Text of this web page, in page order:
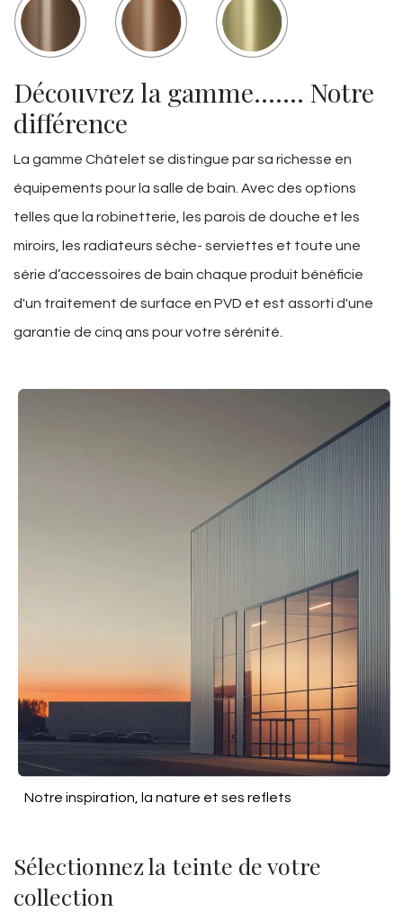
Découvrez la gamme……. Notre
différence
La gamme Châtelet se distingue par sa richesse en
équipements pour la salle de bain. Avec des options
telles que la robinetterie, les parois de douche et les
miroirs, les radiateurs sèche- serviettes et toute une
série d’accessoires de bain chaque produit bénéficie
d'un traitement de surface en PVD et est assorti d'une
garantie de cinq ans pour votre sérénité.
Sélectionnez la teinte de votre
collection
Notre inspiration, la nature et ses reflets